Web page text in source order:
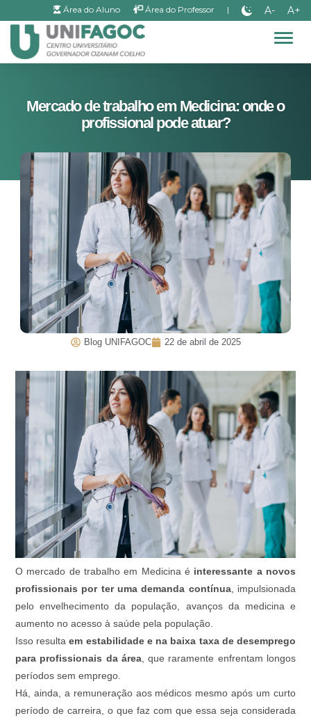
Área do Aluno Área do Professor | A- A+
Mercado de trabalho em Medicina: onde o
profissional pode atuar?
Blog UNIFAGOC 22 de abril de 2025
O mercado de trabalho em Medicina é interessante a novos
profissionais por ter uma demanda contínua, impulsionada
pelo envelhecimento da população, avanços da medicina e
aumento no acesso à saúde pela população.
Isso resultaem estabilidade e na baixa taxa de desemprego
para profissionais da área, que raramente enfrentam longos
períodos sem emprego.
Há, ainda, a remuneração aos médicos mesmo após um curto
período de carreira, o que faz com que essa seja considerada